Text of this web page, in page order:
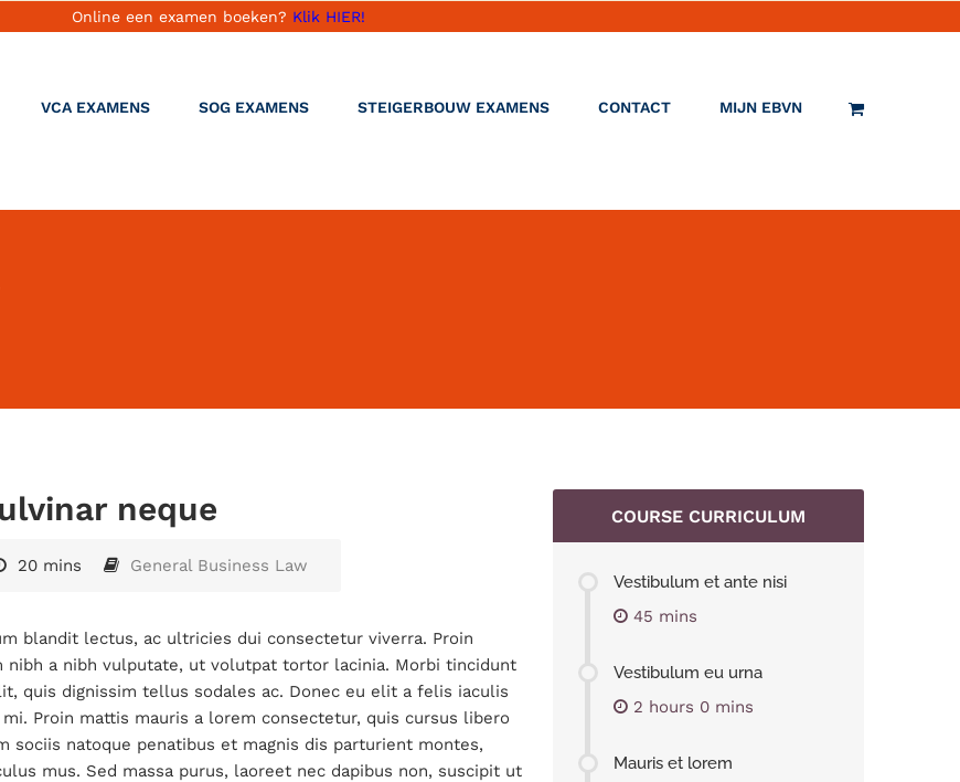
Online een examen boeken? Klik HIER!
VCA EXAMENS SOG EXAMENS STEIGERBOUW EXAMENS CONTACT MIJN EBVN
neque
20 mins General Business Law
blandit lectus, ac ultricies dui consectetur viverra. Proin
nibh a nibh vulputate, ut volutpat tortor lacinia. Morbi tincidunt
quis dignissim tellus sodales ac. Donec eu elit a felis iaculis
Proin mattis mauris a lorem consectetur, quis cursus libero
sociis natoque penatibus et magnis dis parturient montes,
mus. Sed massa purus, laoreet nec dapibus non, suscipit ut
COURSE CURRICULUM
Vestibulum et ante nisi
45 mins
Vestibulum eu urna
2 hours 0 mins
Mauris et lorem